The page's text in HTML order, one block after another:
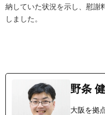
納していた状況を示し、慰謝
しました。
野条
大阪を拠